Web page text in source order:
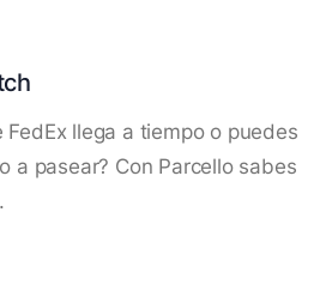
FedEx llega a tiempo o puedes
a pasear? Con Parcello sabes